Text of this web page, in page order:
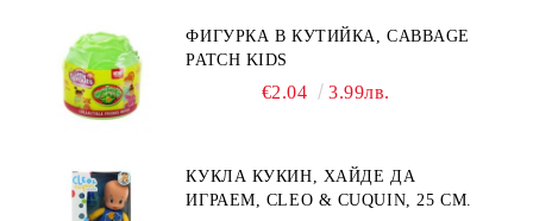
ФИГУРКА В КУТИЙКА, CABBAGE
PATCH KIDS
€2.04 3.99лв.
КУКЛА КУКИН, ХАЙДЕ ДА
ИГРАЕМ, CLEO & CUQUIN, 25 СМ.